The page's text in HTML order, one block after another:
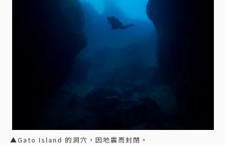
▲Gato Island 的洞穴，因地震而封閉。